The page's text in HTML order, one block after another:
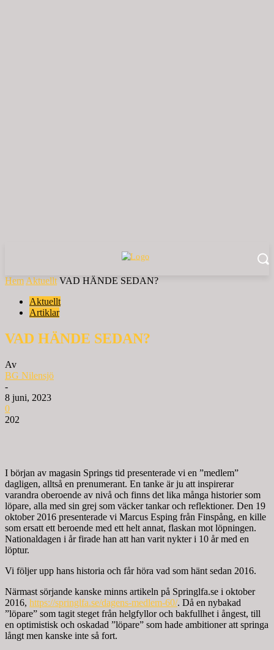
Hem Aktuellt VAD HÄNDE SEDAN?
Aktuellt
Artiklar
VAD HÄNDE SEDAN?
Av
BG Nilensjö
-
8 juni, 2023
0
202
I början av magasin Springs tid presenterade vi en ”medlem”
dagligen, alltså en prenumerant. En tanke är ju att inspirerar
varandra oberoende av nivå och finns det lika många historier som
löpare, alla med sin grej som väcker tankar och reflektioner. Den 19
oktober 2016 presenterade vi Marcus Esping från Finspång, en kille
som ersatt ett beroende med ett helt annat, flaskan mot löpningen.
Nationaldagen i år firade han att han varit nykter i 10 år med en
löptur.
Vi följer upp hans historia och får höra vad som hänt sedan 2016.
Närmast sörjande kanske minns artikeln på Springlfa.se i oktober
2016, https://springlfa.se/dagens-medlem-60/. Då en nybakad
”löpare” som tagit steget från helgfyllor och bakfullhet i ångest, till
en optimistisk och oskadad ”löpare” som hade ambitioner att springa
långt men kanske inte så fort.